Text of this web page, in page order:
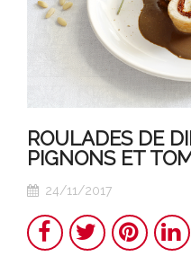
ROULADES DE
PIGNONS ET
24/11/2017